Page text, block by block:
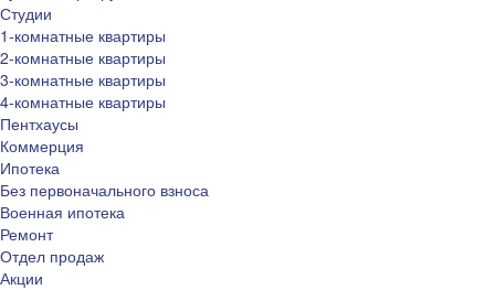
Студии
1-комнатные квартиры
2-комнатные квартиры
3-комнатные квартиры
4-комнатные квартиры
Пентхаусы
Коммерция
Ипотека
Без первоначального взноса
Военная ипотека
Ремонт
Отдел продаж
Акции